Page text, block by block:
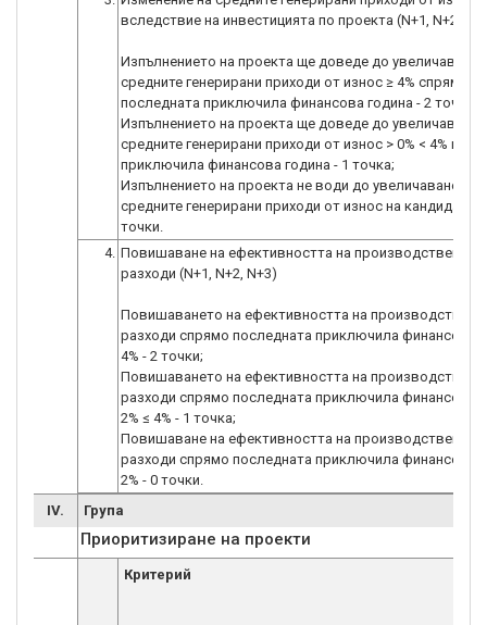
вследствие на инвестицията по проекта (N+1, N+2,
Изпълнението на проекта ще доведе до увеличаване
средните генерирани приходи от износ ≥ 4% спрямо
последната приключила финансова година - 2 точки;
Изпълнението на проекта ще доведе до увеличаване
средните генерирани приходи от износ > 0% < 4%
приключила финансова година - 1 точка;
Изпълнението на проекта не води до увеличаване на
средните генерирани приходи от износ на кандидата -
точки.
4. Повишаване на ефективността на производствените
разходи (N+1, N+2, N+3)
Повишаването на ефективността на
разходи спрямо последната приключила финансова
4% - 2 точки;
Повишаването на ефективността на
разходи спрямо последната приключила финансова
2% ≤ 4% - 1 точка;
Повишаване на ефективността на производствените
разходи спрямо последната приключила финансова
2% - 0 точки.
IV.
Група
Приоритизиране на проекти
Критерий